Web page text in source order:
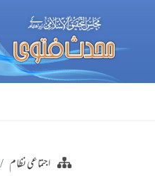
اجتماعی نظام